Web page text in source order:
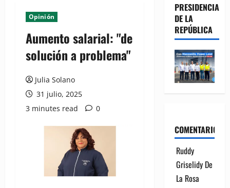
Opinión
Aumento salarial: "de
solución a problema"
Julia Solano
31 julio, 2025
3 minutes read
0
PRESIDENCIA
DE LA
REPÚBLICA
COMENTARIOS
Ruddy
Griselidy De
La Rosa